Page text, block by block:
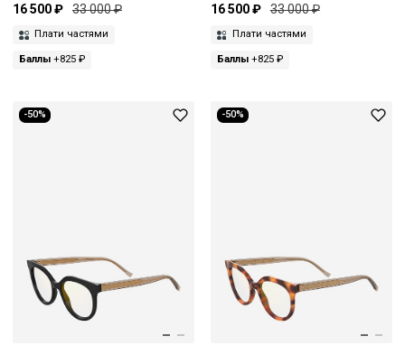
16 500 ₽ 33 000 ₽
Плати частями
Баллы +825 ₽
16 500 ₽ 33 000 ₽
Плати частями
Баллы+825 ₽
-50% -50%